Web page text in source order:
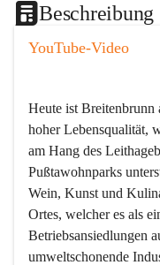
Beschreibung
YouTube-Video
Heute ist Breitenbrunn
hoher Lebensqualität,
am Hang des
Pußtawohnparks
Wein, Kunst und
Ortes, welcher es als
Betriebsansiedlungen
umweltschonende